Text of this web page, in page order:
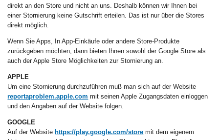
direkt an den Store und nicht an uns. Deshalb können wir Ihnen bei
einer Stornierung keine Gutschrift erteilen. Das ist nur über die Stores
direkt möglich.
Wenn Sie Apps, In App-Einkäufe oder andere Store-Produkte
zurückgeben möchten, dann bieten Ihnen sowohl der Google Store als
auch der Apple Store Möglichkeiten zur Stornierung an.
APPLE
Um eine Stornierung durchzuführen muß man sich auf der Website
reportaproblem.apple.com mit seinen Apple Zugangsdaten einloggen
und den Angaben auf der Website folgen.
GOOGLE
Auf der Website https://play.google.com/store mit dem eigenem